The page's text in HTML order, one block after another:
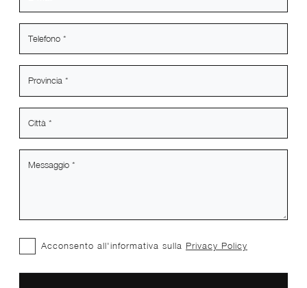
Acconsento all'informativa sulla Privacy Policy